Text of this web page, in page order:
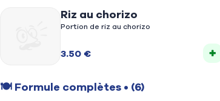
Riz au chorizo
Portion de riz au chorizo
3.50 €
🍽️ Formule complètes • (6)